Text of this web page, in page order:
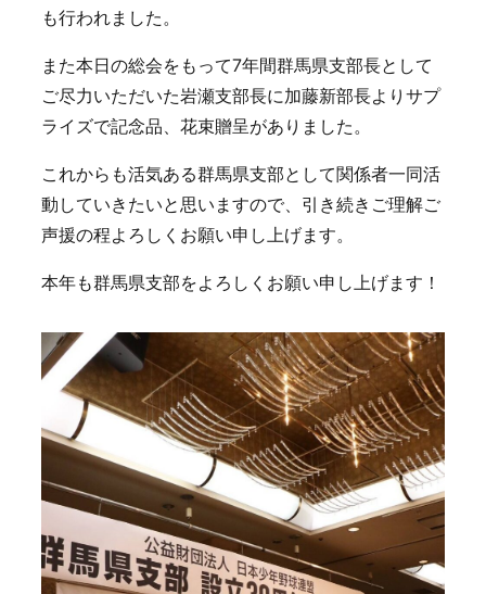
も行われました。
また本日の総会をもって7年間群馬県支部長として
ご尽力いただいた岩瀬支部長に加藤新部長よりサプ
ライズで記念品、花束贈呈がありました。
これからも活気ある群馬県支部として関係者一同活
動していきたいと思いますので、引き続きご理解ご
声援の程よろしくお願い申し上げます。
本年も群馬県支部をよろしくお願い申し上げます！